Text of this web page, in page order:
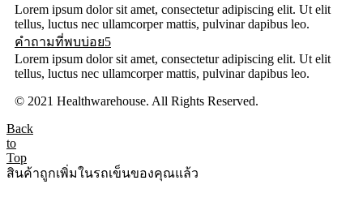
Lorem ipsum dolor sit amet, consectetur adipiscing elit. Ut elit
tellus, luctus nec ullamcorper mattis, pulvinar dapibus leo.
คำถามที่พบบ่อย5
Lorem ipsum dolor sit amet, consectetur adipiscing elit. Ut elit
tellus, luctus nec ullamcorper mattis, pulvinar dapibus leo.
© 2021 Healthwarehouse. All Rights Reserved.
Back
to
Top
สินค้าถูกเพิ่มในรถเข็นของคุณแล้ว